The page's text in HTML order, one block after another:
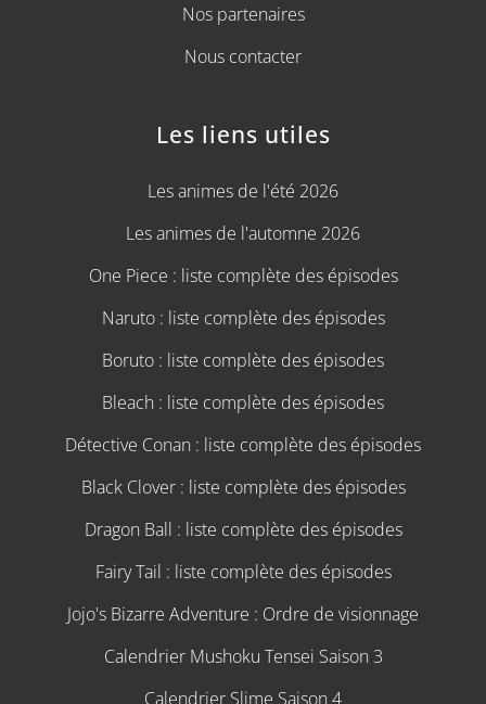
Nos partenaires
Nous contacter
Les liens utiles
Les animes de l'été 2026
Les animes de l'automne 2026
One Piece : liste complète des épisodes
Naruto : liste complète des épisodes
Boruto : liste complète des épisodes
Bleach : liste complète des épisodes
Détective Conan : liste complète des épisodes
Black Clover : liste complète des épisodes
Dragon Ball : liste complète des épisodes
Fairy Tail : liste complète des épisodes
Jojo's Bizarre Adventure : Ordre de visionnage
Calendrier Mushoku Tensei Saison 3
Calendrier Slime Saison 4